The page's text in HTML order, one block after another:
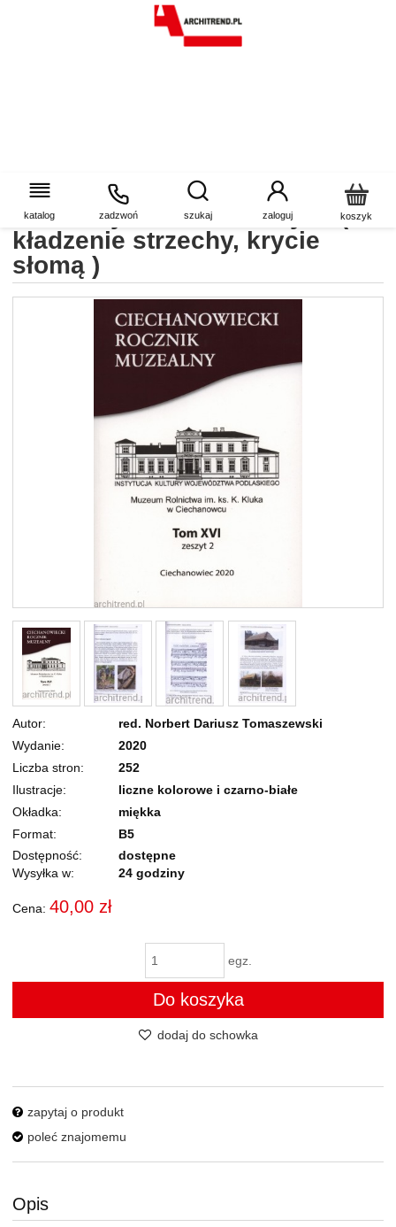
katalog zadzwoń szukaj zaloguj koszyk
Ciechanowiecki Rocznik
Muzealny Tom XVI zeszyt 2 (
kładzenie strzechy, krycie
słomą )
Autor
red. Norbert Dariusz Tomaszewski
Wydanie
2020
Liczba stron
252
Ilustracje
liczne kolorowe i czarno-białe
Okładka
miękka
Format
B5
Dostępność:
dostępne
Wysyłka w:
24 godziny
Cena: 40,00 zł
egz.
Do koszyka
dodaj do schowka
zapytaj o produkt
poleć znajomemu
Opis